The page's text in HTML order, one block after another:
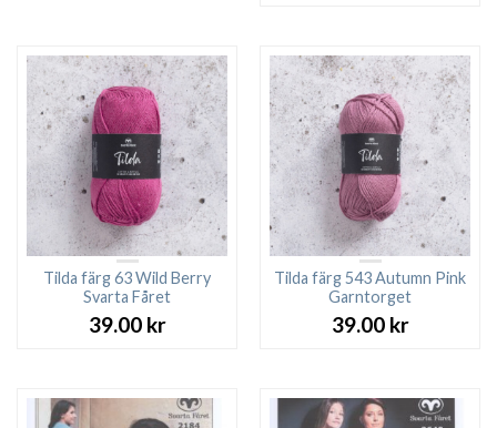
Tilda färg 63 Wild Berry
Svarta Fåret
39.00 kr
Tilda färg 543 Autumn Pink
Garntorget
39.00 kr